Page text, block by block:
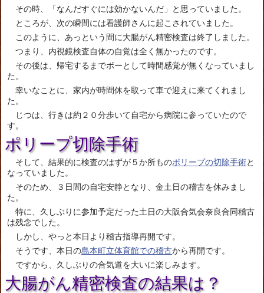
その時、「なんだすぐには効かないんだ」と思っていました。
ところが、次の瞬間には看護師さんに起こされていました。
このように、あっという間に大腸がん精密検査は終了しました。
つまり、内視鏡検査自体の自覚は全く無かったのです。
その後は、帰宅するまでボーとして時間感覚が無くなっていまし
た。
幸いなことに、家内が時間休を取って車で迎えに来てくれまし
た。
じつは、行きは約２０分歩いて自宅から病院に参っていたので
す。
ポリープ切除手術
そして、結果的に検査のはずが５か所ものポリープの切除手術と
なっていました。
そのため、３日間の自宅安静となり、金土日の稽古を休みまし
た。
特に、久しぶりに参加予定だった土日の大阪合気会奈良合同稽古
は残念でした。
しかし、やっと本日より稽古指導再開です。
そうです、本日の島本町立体育館での稽古から再開です。
ですから、久しぶりの合気道を大いに楽しみます。
大腸がん精密検査の結果は？